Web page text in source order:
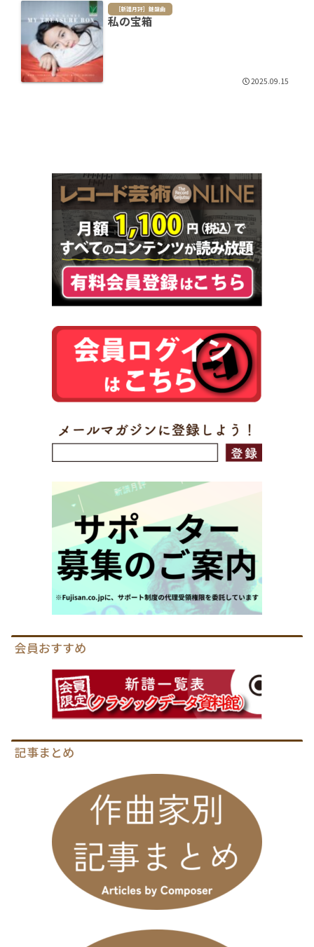
［新譜月評］鍵盤曲
私の宝箱
2025.09.15
会員おすすめ
記事まとめ